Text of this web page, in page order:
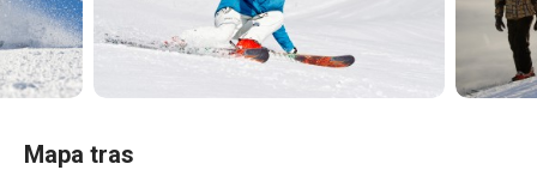
Mapa tras